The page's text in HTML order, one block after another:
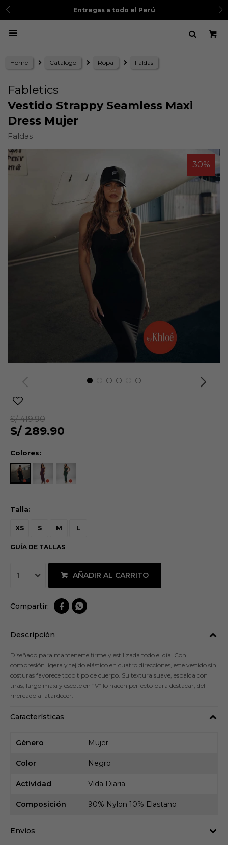
Entregas a todo el Perú

Home Catálogo Ropa Faldas
Fabletics
Vestido Strappy Seamless Maxi
Dress Mujer
Faldas
30
S/ 289.90
S/ 419.90
Colores:
Talla:
XS S M L
GUÍA DE TALLAS
1 AÑADIR AL CARRITO
 
Envíos
Descripción
Diseñado para mantenerte firme y estilizada todo el día. Con
compresión ligera y tejido elástico en cuatro direcciones, este vestido sin
costuras favorece todo tipo de cuerpo. Su textura suave, espalda con
tiras, largo maxi y escote en “V” lo hacen perfecto para destacar, del
mercado al atardecer.
Características
Género Mujer
Color Negro
Actividad Vida Diaria
Composición 90% Nylon 10% Elastano